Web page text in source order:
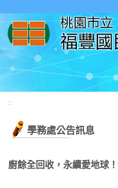
:::
學務處公告訊息
廚餘全回收，永續愛地球！